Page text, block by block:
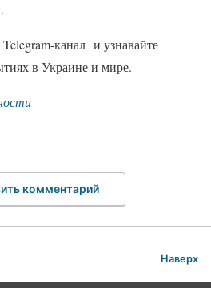
канал и узнавайте
в Украине и мире.
комментарий
Наверх